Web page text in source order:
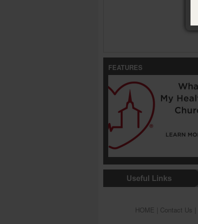
FEATURES
HOME Contact Us